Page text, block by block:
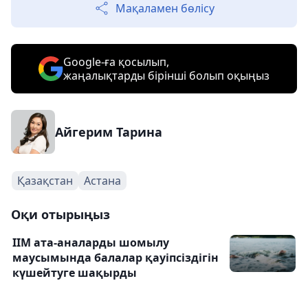
Мақаламен бөлісу
Google-ға қосылып,
жаңалықтарды бірінші болып оқыңыз
Айгерим Тарина
Қазақстан Астана
Оқи отырыңыз
ІІМ ата-аналарды шомылу
маусымында балалар қауіпсіздігін
күшейтуге шақырды